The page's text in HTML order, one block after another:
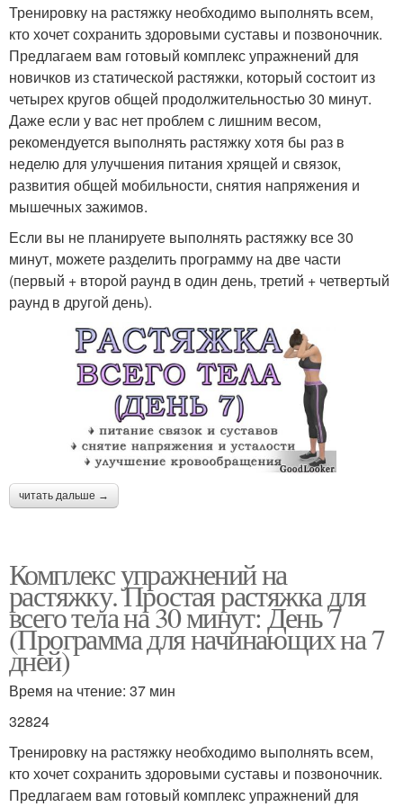
Тренировку на растяжку необходимо выполнять всем,
кто хочет сохранить здоровыми суставы и позвоночник.
Предлагаем вам готовый комплекс упражнений для
новичков из статической растяжки, который состоит из
четырех кругов общей продолжительностью 30 минут.
Даже если у вас нет проблем с лишним весом,
рекомендуется выполнять растяжку хотя бы раз в
неделю для улучшения питания хрящей и связок,
развития общей мобильности, снятия напряжения и
мышечных зажимов.
Если вы не планируете выполнять растяжку все 30
минут, можете разделить программу на две части
(первый + второй раунд в один день, третий + четвертый
раунд в другой день).
читать дальше →
Комплекс упражнений на
растяжку. Простая растяжка для
всего тела на 30 минут: День 7
(Программа для начинающих на 7
дней)
Время на чтение: 37 мин
32824
Тренировку на растяжку необходимо выполнять всем,
кто хочет сохранить здоровыми суставы и позвоночник.
Предлагаем вам готовый комплекс упражнений для